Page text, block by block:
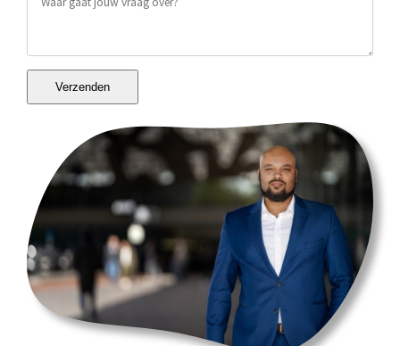
Verzenden